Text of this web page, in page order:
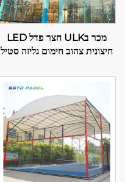
מכר בULK חצר פדל LED
חיצונית צהוב חימום גליזה סטיל
001-1